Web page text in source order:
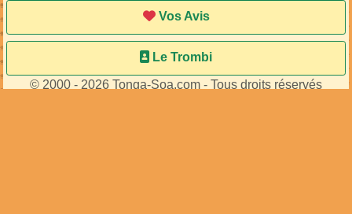
Vos Avis
Le Trombi
© 2000 - 2026 Tonga-Soa.com - Tous droits réservés